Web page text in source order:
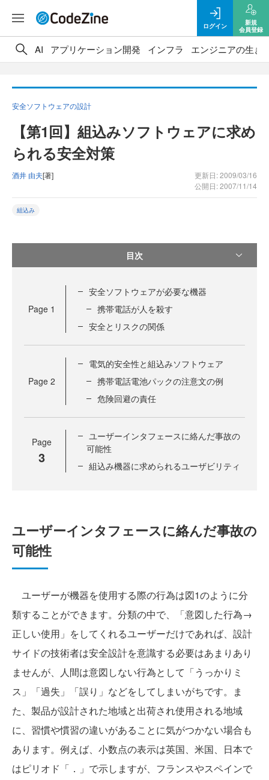
ログイン
新規
会員登録
AI アプリケーション開発 インフラ エンジニアの生き
安全ソフトウェアの設計
【第1回】組込みソフトウェアに求め
られる安全対策
酒井 由夫[著]
更新日: 2009/03/16
公開日: 2007/11/14
組込み
目次
Page 1
安全ソフトウェアが必要な機器
携帯電話が人を殺す
安全とリスクの関係
Page 2
電気的安全性と組込みソフトウェア
携帯電話電池パックの注意文の例
危険回避の責任
Page
3
ユーザーインタフェースに絡んだ事故の
可能性
組込み機器に求められるユーザビリティ
ユーザーインタフェースに絡んだ事故の
可能性
ユーザーが機器を使用する際の行為は図1のように分
類することができます。分類の中で、「意図した行為→
正しい使用」をしてくれるユーザーだけであれば、設計
サイドの技術者は安全設計を意識する必要はあまりあり
ませんが、人間は意図しない行為として「うっかりミ
ス」「過失」「誤り」などをしてしまいがちです。ま
た、製品が設計された地域と出荷され使用される地域
に、習慣や慣習の違いがあることに気がつかない場合も
あります。例えば、小数点の表示は英国、米国、日本で
はピリオド「．」で示しますが、フランスやスペインで